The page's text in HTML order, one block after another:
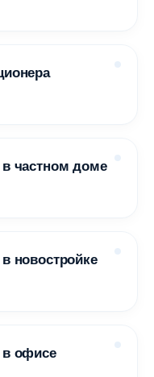
в частном доме
новостройке
в офисе